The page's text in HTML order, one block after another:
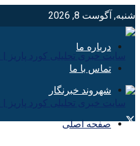
شنبه, آگوست 8, 2026
درباره ما
تماس با ما
شهروند خبرنگار
صفحه اصلی